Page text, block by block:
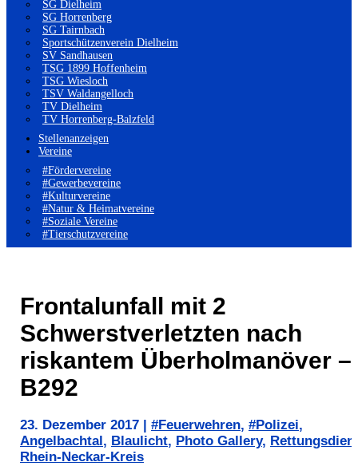
SG Dielheim
SG Horrenberg
SG Tairnbach
Sportschützenverein Dielheim
SV Sandhausen
TSG 1899 Hoffenheim
TSG Wiesloch
TSV Waldangelloch
TV Dielheim
TV Horrenberg-Balzfeld
Stellenanzeigen
Vereine
#Fördervereine
#Gewerbevereine
#Kulturvereine
#Natur & Heimatvereine
#Soziale Vereine
#Tierschutzvereine
Frontalunfall mit 2
Schwerstverletzten nach
riskantem Überholmanöver –
B292
23. Dezember 2017 #Feuerwehren, #Polizei,
Angelbachtal , Blaulicht, Photo Gallery,
Rhein-Neckar-Kreis